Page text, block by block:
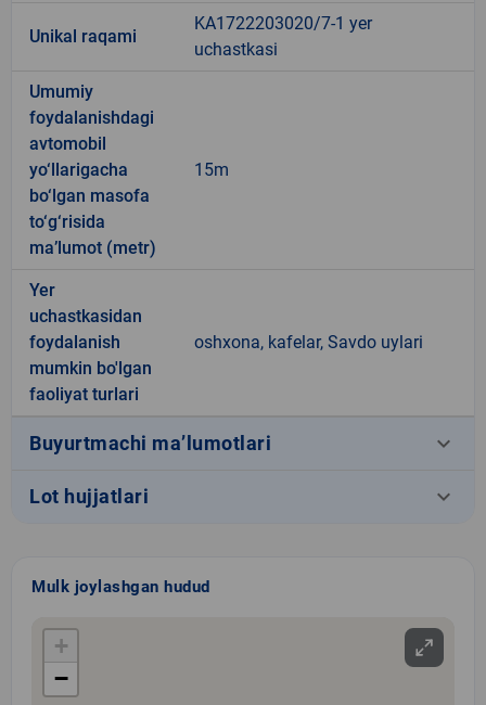
Unikal raqami
KA1722203020/7-1 yer
uchastkasi
Umumiy
foydalanishdagi
avtomobil
yo‘llarigacha
bo‘lgan masofa
to‘g‘risida
ma’lumot (metr)
15m
Yer
uchastkasidan
foydalanish
mumkin bo'lgan
faoliyat turlari
oshxona, kafelar, Savdo uylari
Buyurtmachi ma’lumotlari keyboard_arrow_down
Lot hujjatlari keyboard_arrow_down
Mulk joylashgan hudud
+
−